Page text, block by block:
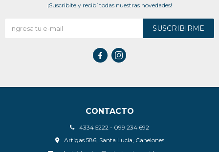
CONTACTO
4334 5222 - 099 234 692
Artigas 586, Santa Lucia, Canelones
¡Suscribite y recibí todas nuestras novedades!
SUSCRIBIRME
 